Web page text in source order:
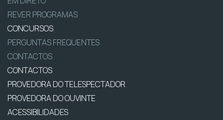
REVER PROGRAMAS
CONCURSOS
PERGUNTAS FREQUENTES
CONTACTOS
CONTACTOS
PROVEDORA DO TELESPECTADOR
PROVEDORA DO OUVINTE
ACESSIBILIDADES